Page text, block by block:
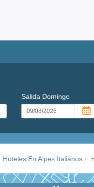
Salida Domingo
Hoteles En Alpes Italianos